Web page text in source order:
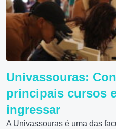
Univassouras:
principais cursos
ingressar
A Univassouras é uma das